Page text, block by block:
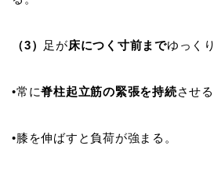
（3） 足が床につく寸前までゆっく
•常に脊柱起立筋の緊張を持続させる
•膝を伸ばすと負荷が強まる。